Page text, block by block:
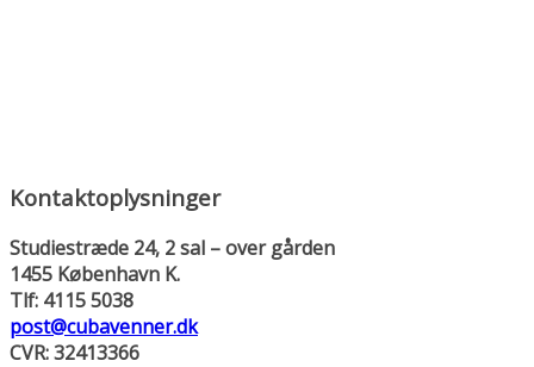
Kontaktoplysninger
Studiestræde 24, 2 sal – over gården
1455 København K.
Tlf: 4115 5038
post@cubavenner.dk
CVR: 32413366